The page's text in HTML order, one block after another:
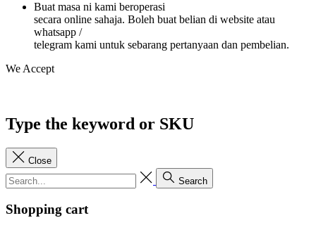
Buat masa ni kami beroperasi
secara online sahaja. Boleh buat belian di website atau
whatsapp /
telegram kami untuk sebarang pertanyaan dan pembelian.
We Accept
Type the keyword or SKU
Close
Search
Shopping cart